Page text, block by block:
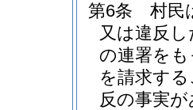
第6条
村民
又は違反
の連署を
を請求す
反の事実